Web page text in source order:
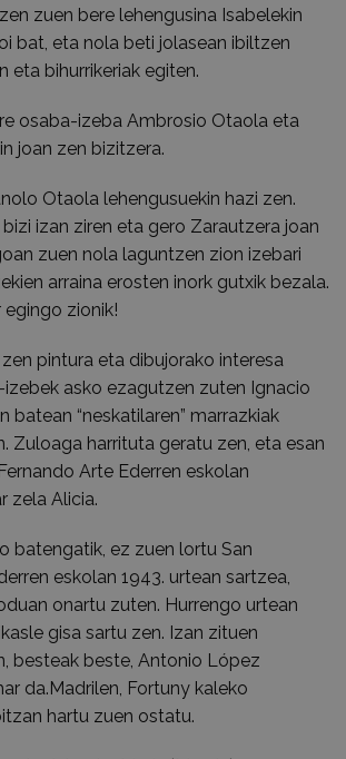
zuen bere lehengusina Isabelekin
bat, eta nola beti jolasean ibiltzen
eta bihurrikeriak egiten.
osaba-izeba Ambrosio Otaola eta
joan zen bizitzera.
Otaola lehengusuekin hazi zen.
bizi izan ziren eta gero Zarautzera joan
zuen nola laguntzen zion izebari
arraina erosten inork gutxik bezala.
egingo zionik!
pintura eta dibujorako interesa
asko ezagutzen zuten Ignacio
batean “neskatilaren” marrazkiak
Zuloaga harrituta geratu zen, eta esan
Arte Ederren eskolan
zela Alicia.
batengatik, ez zuen lortu San
eskolan 1943. urtean sartzea,
onartu zuten. Hurrengo urtean
gisa sartu zen. Izan zituen
besteak beste, Antonio López
da.Madrilen, Fortuny kaleko
hartu zuen ostatu.